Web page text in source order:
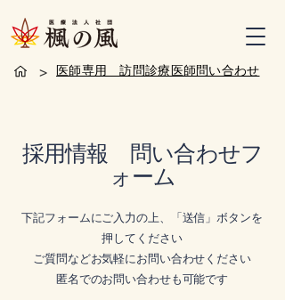
> 医師専用 訪問診療医師問い合わせ
採用情報 問い合わせフ
ォーム
下記フォームにご入力の上、「送信」ボタンを
押してください
ご質問などお気軽にお問い合わせください
​匿名でのお問い合わせも可能です